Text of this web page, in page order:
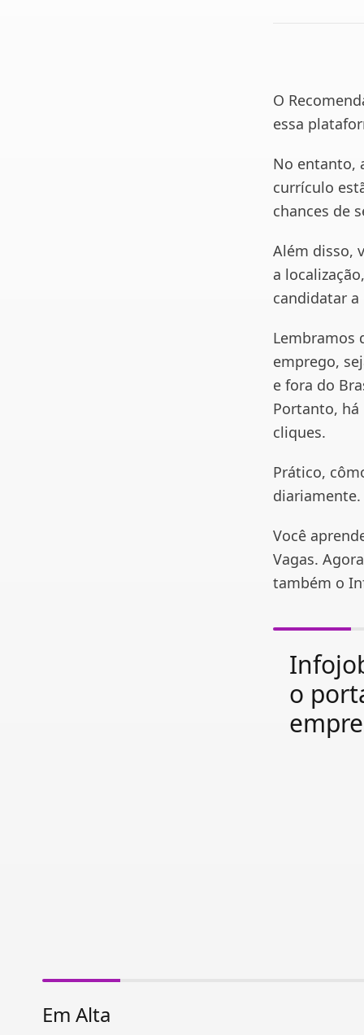
O
essa
No entanto,
currículo
chances de
Além disso,
a
candidatar
Lembramos
emprego,
e fora do
Portanto,
cliques.
Prático,
Você
Vagas.
também o
o
Em Alta